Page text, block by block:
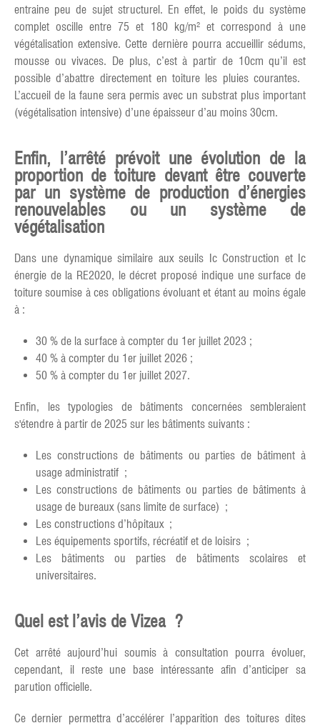
entraine peu de sujet structurel. En effet, le poids du système
complet oscille entre 75 et 180 kg/m² et correspond à une
végétalisation extensive. Cette dernière pourra accueillir sédums,
mousse ou vivaces. De plus, c’est à partir de 10cm qu’il est
possible d’abattre directement en toiture les pluies courantes.
L’accueil de la faune sera permis avec un substrat plus important
(végétalisation intensive) d’une épaisseur d’au moins 30cm.
Enfin, l’arrêté prévoit une évolution de la
proportion de toiture devant être couverte
par un système de production d’énergies
renouvelables ou un système de
végétalisation
Dans une dynamique similaire aux seuils Ic Construction et Ic
énergie de la RE2020, le décret proposé indique une surface de
toiture soumise à ces obligations évoluant et étant au moins égale
à :
30 % de la surface à compter du 1er juillet 2023 ;
40 % à compter du 1er juillet 2026 ;
50 % à compter du 1er juillet 2027.
Enfin, les typologies de bâtiments concernées sembleraient
s'étendre à partir de 2025 sur les bâtiments suivants :
Les constructions de bâtiments ou parties de bâtiment à
usage administratif ;
Les constructions de bâtiments ou parties de bâtiments à
usage de bureaux (sans limite de surface) ;
Les constructions d’hôpitaux ;
Les équipements sportifs, récréatif et de loisirs ;
Les bâtiments ou parties de bâtiments scolaires et
universitaires.
Quel est l’avis de Vizea ?
Cet arrêté aujourd’hui soumis à consultation pourra évoluer,
cependant, il reste une base intéressante afin d’anticiper sa
parution officielle.
Ce dernier permettra d’accélérer l’apparition des toitures dites